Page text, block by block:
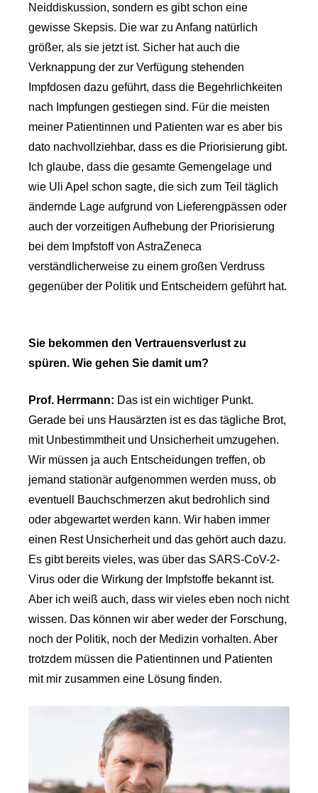
Neiddiskussion, sondern es gibt schon eine
gewisse Skepsis. Die war zu Anfang natürlich
größer, als sie jetzt ist. Sicher hat auch die
Verknappung der zur Verfügung stehenden
Impfdosen dazu geführt, dass die Begehrlichkeiten
nach Impfungen gestiegen sind. Für die meisten
meiner Patientinnen und Patienten war es aber bis
dato nachvollziehbar, dass es die Priorisierung gibt.
Ich glaube, dass die gesamte Gemengelage und
wie Uli Apel schon sagte, die sich zum Teil täglich
ändernde Lage aufgrund von Lieferengpässen oder
auch der vorzeitigen Aufhebung der Priorisierung
bei dem Impfstoff von AstraZeneca
verständlicherweise zu einem großen Verdruss
gegenüber der Politik und Entscheidern geführt hat.
Sie bekommen den Vertrauensverlust zu
spüren. Wie gehen Sie damit um?
Prof. Herrmann: Das ist ein wichtiger Punkt.
Gerade bei uns Hausärzten ist es das tägliche Brot,
mit Unbestimmtheit und Unsicherheit umzugehen.
Wir müssen ja auch Entscheidungen treffen, ob
jemand stationär aufgenommen werden muss, ob
eventuell Bauchschmerzen akut bedrohlich sind
oder abgewartet werden kann. Wir haben immer
einen Rest Unsicherheit und das gehört auch dazu.
Es gibt bereits vieles, was über das SARS-CoV-2-
Virus oder die Wirkung der Impfstoffe bekannt ist.
Aber ich weiß auch, dass wir vieles eben noch nicht
wissen. Das können wir aber weder der Forschung,
noch der Politik, noch der Medizin vorhalten. Aber
trotzdem müssen die Patientinnen und Patienten
mit mir zusammen eine Lösung finden.